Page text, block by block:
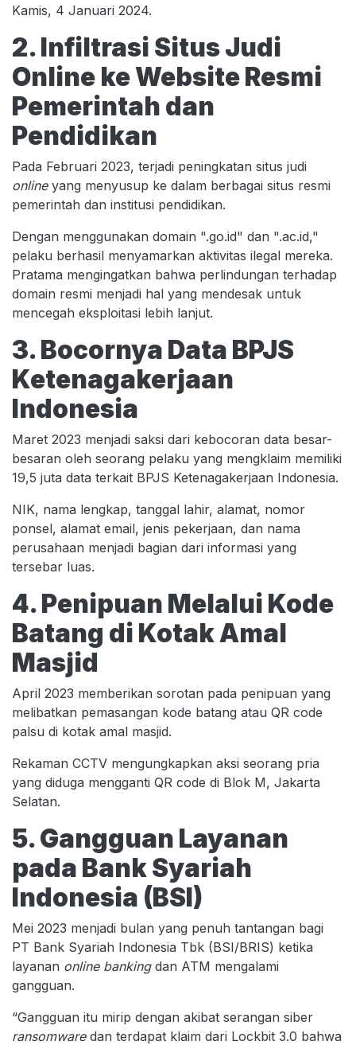
Kamis, 4 Januari 2024.
2. Infiltrasi Situs Judi
Online ke Website Resmi
Pemerintah dan
Pendidikan
Pada Februari 2023, terjadi peningkatan situs judi
onlineyang menyusup ke dalam berbagai situs resmi
pemerintah dan institusi pendidikan.
Dengan menggunakan domain ".go.id" dan ".ac.id,"
pelaku berhasil menyamarkan aktivitas ilegal mereka.
Pratama mengingatkan bahwa perlindungan terhadap
domain resmi menjadi hal yang mendesak untuk
mencegah eksploitasi lebih lanjut.
3. Bocornya Data BPJS
Ketenagakerjaan
Indonesia
Maret 2023 menjadi saksi dari kebocoran data besar-
besaran oleh seorang pelaku yang mengklaim memiliki
19,5 juta data terkait BPJS Ketenagakerjaan Indonesia.
NIK, nama lengkap, tanggal lahir, alamat, nomor
ponsel, alamat email, jenis pekerjaan, dan nama
perusahaan menjadi bagian dari informasi yang
tersebar luas.
4. Penipuan Melalui Kode
Batang di Kotak Amal
Masjid
April 2023 memberikan sorotan pada penipuan yang
melibatkan pemasangan kode batang atau QR code
palsu di kotak amal masjid.
Rekaman CCTV mengungkapkan aksi seorang pria
yang diduga mengganti QR code di Blok M, Jakarta
Selatan.
5. Gangguan Layanan
pada Bank Syariah
Indonesia (BSI)
Mei 2023 menjadi bulan yang penuh tantangan bagi
PT Bank Syariah Indonesia Tbk (BSI/BRIS) ketika
layanan online bankingdan ATM mengalami
gangguan.
“Gangguan itu mirip dengan akibat serangan siber
ransomwaredan terdapat klaim dari Lockbit 3.0 bahwa